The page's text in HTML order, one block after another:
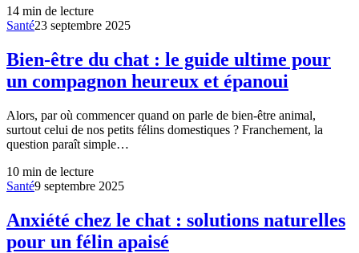
14 min de lecture
Santé23 septembre 2025
Bien-être du chat : le guide ultime pour
un compagnon heureux et épanoui
Alors, par où commencer quand on parle de bien-être animal,
surtout celui de nos petits félins domestiques ? Franchement, la
question paraît simple…
10 min de lecture
Santé9 septembre 2025
Anxiété chez le chat : solutions naturelles
pour un félin apaisé